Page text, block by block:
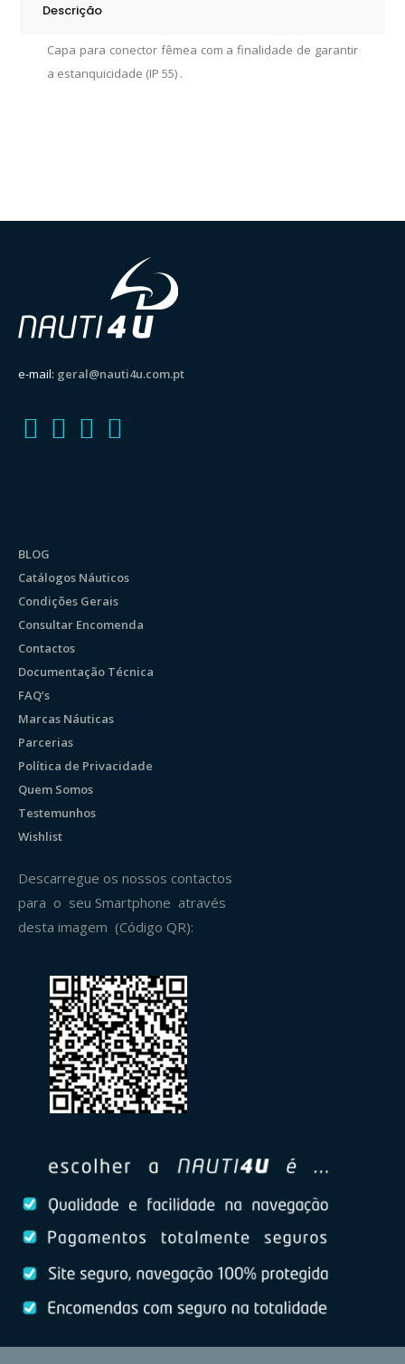
Descrição
Capa para conector fêmea com a finalidade de garantir
a estanquicidade (IP 55) .
e-mail: geral@nauti4u.com.pt
BLOG
Catálogos Náuticos
Condições Gerais
Consultar Encomenda
Contactos
Documentação Técnica
FAQ’s
Marcas Náuticas
Parcerias
Política de Privacidade
Quem Somos
Testemunhos
Wishlist
Descarregue os nossos contactos
para o seu Smartphone através
desta imagem (Código QR):